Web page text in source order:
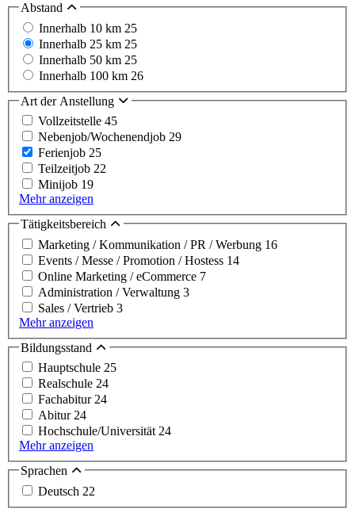
Abstand
Innerhalb 10 km 25
Innerhalb 25 km 25
Innerhalb 50 km 25
Innerhalb 100 km 26
Art der Anstellung
Vollzeitstelle 45
Nebenjob/Wochenendjob 29
Ferienjob 25
Teilzeitjob 22
Minijob 19
Mehr anzeigen
Tätigkeitsbereich
Marketing / Kommunikation / PR / Werbung 16
Events / Messe / Promotion / Hostess 14
Online Marketing / eCommerce 7
Administration / Verwaltung 3
Sales / Vertrieb 3
Mehr anzeigen
Bildungsstand
Hauptschule 25
Realschule 24
Fachabitur24
Abitur24
Hochschule/Universität24
Mehr anzeigen
Sprachen
Deutsch 22